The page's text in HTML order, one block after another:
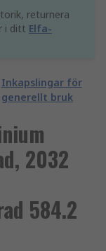
returnera
i ditt Elfa-
Inkapslingar för
generellt bruk
2032
584.2